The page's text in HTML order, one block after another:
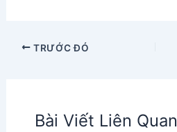
TRƯỚC ĐÓ
Bài Viết Liên Quan